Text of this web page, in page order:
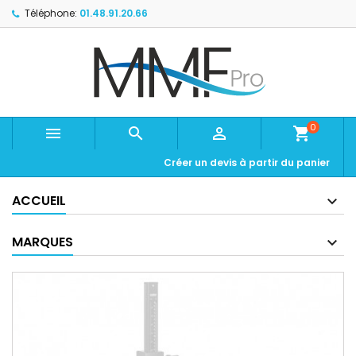
Téléphone: 01.48.91.20.66
   shopping_cart0
Créer un devis à partir du panier
ACCUEIL
MARQUES